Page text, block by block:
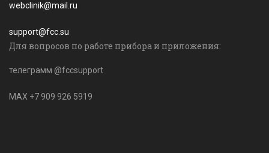
webclinik@mail.ru
support@fcc.su
Для вопросов по работе прибора и приложения:
телеграмм @fccsupport
MAX +7 909 926 5919